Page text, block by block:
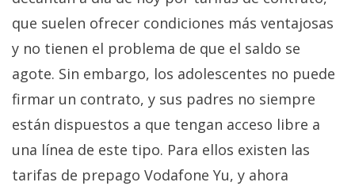
+
Más
temas
Sorteos
Foros
que suelen ofrecer condiciones más ventajosas
y no tienen el problema de que el saldo se
agote. Sin embargo, los adolescentes no puede
firmar un contrato, y sus padres no siempre
están dispuestos a que tengan acceso libre a
una línea de este tipo. Para ellos existen las
tarifas de prepago Vodafone Yu, y ahora